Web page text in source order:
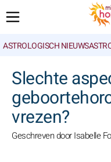
ASTROLOGISCH NIEUWS
Slechte
vrezen?
Geschreven door Isabelle